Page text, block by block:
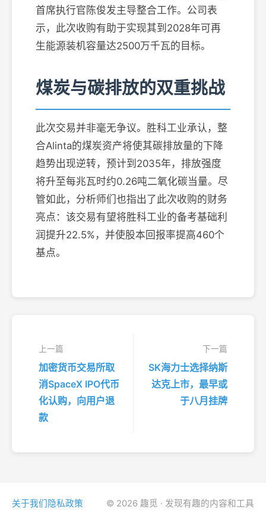
首席执行官陈俊发主导整合工作。公司表
示，此次收购有助于实现其到2028年可再
生能源装机容量达2500万千瓦的目标。
煤炭与碳排放的双重挑战
此次交易并非毫无争议。胜科工业承认，整
合Alinta的煤炭资产将使其碳排放量的下降
趋势出现逆转，预计到2035年，排放强度
将升至每兆瓦时约0.26吨二氧化碳当量。尽
管如此，分析师们也指出了此次收购的财务
亮点：该交易有望将胜科工业的备考基础利
润提升22.5%，并使股本回报率提高460个
基点。
上一篇
加密货币交易所取
消SpaceX IPO代币
化认购，向用户退
款
下一篇
SK海力士选择纳斯
达克上市，最早或
于八月挂牌
关于我们 隐私政策 © 2026 趣觅 · 发现有趣的内容和工具